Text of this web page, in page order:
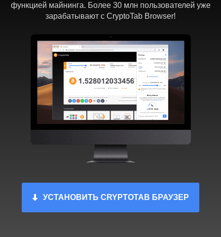
функцией майнинга. Более 30 млн пользователей уже
зарабатывают с CryptoTab Browser!
УСТАНОВИТЬ CRYPTOTAB БРАУЗЕР